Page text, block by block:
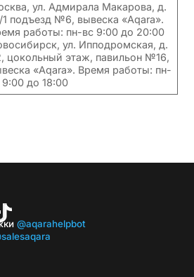
ул. Адмирала Макарова, д.
1 подъезд №6, вывеска «Aqara».
работы: пн-вс 9:00 до 20:00
ул. Ипподромская, д.
цокольный этаж, павильон №16,
«Aqara». Время работы: пн-
9:00 до 18:00
@aqarahelpbot